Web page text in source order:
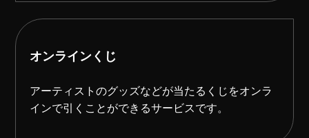
オンラインくじ
アーティストのグッズなどが当たるくじをオンラ
インで引くことができるサービスです。